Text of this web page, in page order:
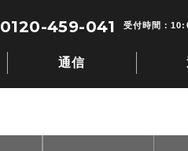
通信
0120-459-041 受付時間：